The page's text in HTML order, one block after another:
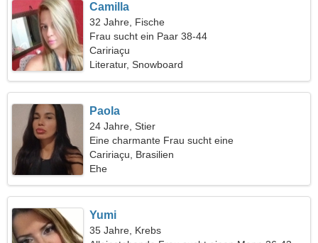
Camilla
32 Jahre, Fische
Frau sucht ein Paar 38-44
Caririaçu
Literatur, Snowboard
Paola
24 Jahre, Stier
Eine charmante Frau sucht eine
Liebesbeziehung
Caririaçu, Brasilien
Ehe
Yumi
35 Jahre, Krebs